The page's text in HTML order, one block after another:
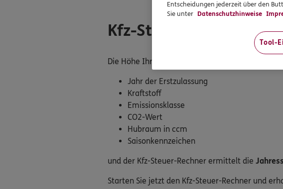
Kfz-Steuer-Rechner –
Die Höhe Ihrer Kfz-Steuer finden Sie mit unserem
Jahr der Erstzulassung
Kraftstoff
Emissionsklasse
CO2-Wert
Hubraum in ccm
Saisonkennzeichen
und der Kfz-Steuer-Rechner ermittelt die
Starten Sie jetzt den Kfz-Steuer-Rechner und
Entscheidungen jederzeit über den
Sie unter Datenschutzhinweise
Tool-